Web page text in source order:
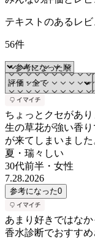
テキストのあるレ
56件
ちょっとクセがあり
生の草花が強い香
が来てしまいました
夏・瑞々しい
30代前半 ・ 女性
7.28.2026
参考になった0
あまり好きではなか
香水診断でおすす